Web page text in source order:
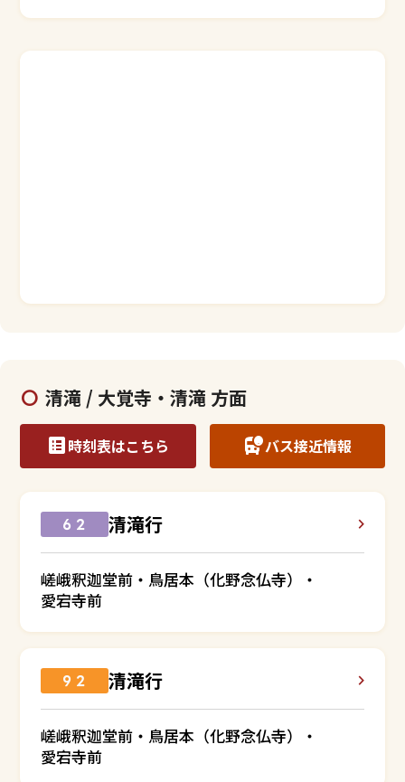
清滝 / 大覚寺・清滝 方面
時刻表はこちら バス接近情報
６２ 清滝行
嵯峨釈迦堂前・鳥居本（化野念仏寺）・
愛宕寺前
９２ 清滝行
嵯峨釈迦堂前・鳥居本（化野念仏寺）・
愛宕寺前